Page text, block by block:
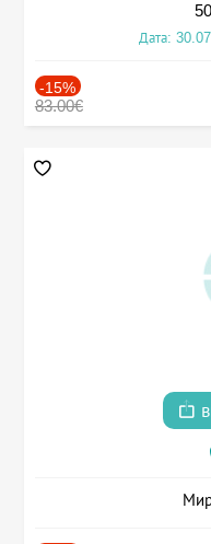
Дата:
-15%
83.00€